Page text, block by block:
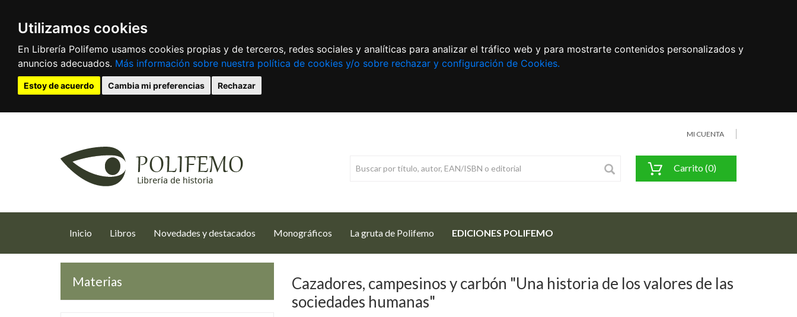
Utilizamos cookies
En Librería Polifemo usamos cookies propias y de terceros, redes sociales y analíticas para analizar el tráfico web y para mostrarte contenidos personalizados y
anuncios adecuados. Más información sobre nuestra política de cookies y/o sobre rechazar y configuración de Cookies.
Estoy de acuerdo Cambia mi preferencias Rechazar
MI CUENTA
Carrito (0)
Inicio (current)
Libros Novedades y destacados Monográficos La gruta de Polifemo EDICIONES POLIFEMO
Materias
Cazadores, campesinos y carbón "Una historia de los valores de las
sociedades humanas"